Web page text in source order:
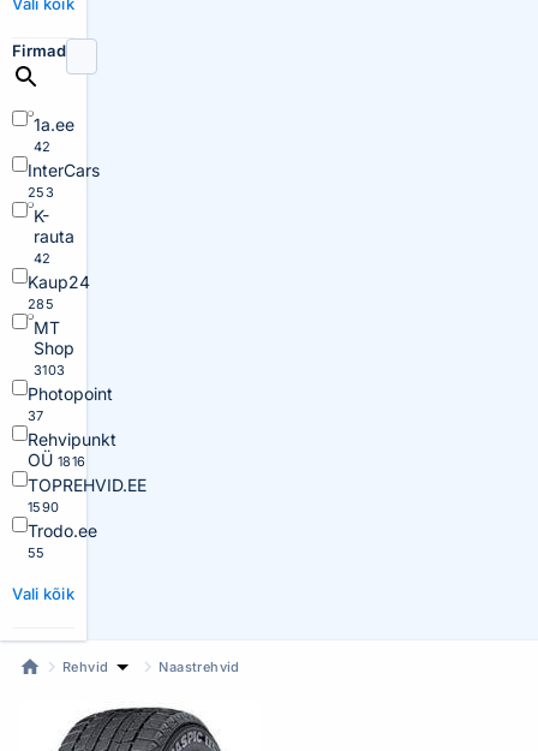
Firmad
1a.ee
42
InterCars
253
K-
rauta
42
Kaup24
285
MT
Shop
3103
Photopoint
37
Rehvipunkt
OÜ 1816
TOPREHVID.EE
1590
Trodo.ee
55
Vali kõik
Rehvid Naastrehvid